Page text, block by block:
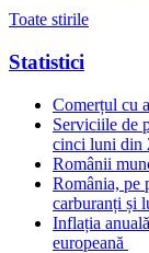
Toate stirile
Statistici
Comerțul cu
Serviciile de
cinci luni din
Românii
România, pe
carburanți și
Inflația
europeană